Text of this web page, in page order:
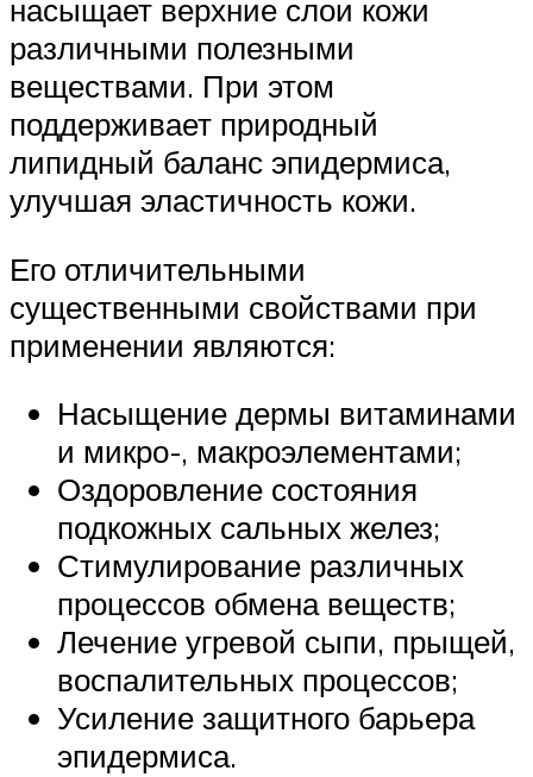
насыщает верхние слои кожи
различными полезными
веществами. При этом
поддерживает природный
липидный баланс эпидермиса,
улучшая эластичность кожи.
Его отличительными
существенными свойствами при
применении являются:
Насыщение дермы витаминами
и микро-, макроэлементами;
Оздоровление состояния
подкожных сальных желез;
Стимулирование различных
процессов обмена веществ;
Лечение угревой сыпи, прыщей,
воспалительных процессов;
Усиление защитного барьера
эпидермиса.